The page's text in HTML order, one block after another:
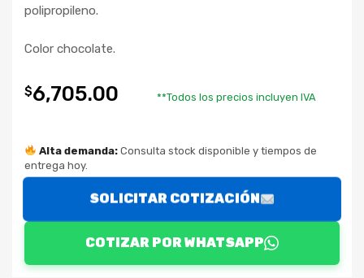
polipropileno.
Color chocolate.
$6,705.00 **Todos los precios incluyen IVA
Alta demanda:Consulta stock disponible y tiempos de
entrega hoy.
SOLICITAR COTIZACIÓN
COTIZAR POR WHATSAPP